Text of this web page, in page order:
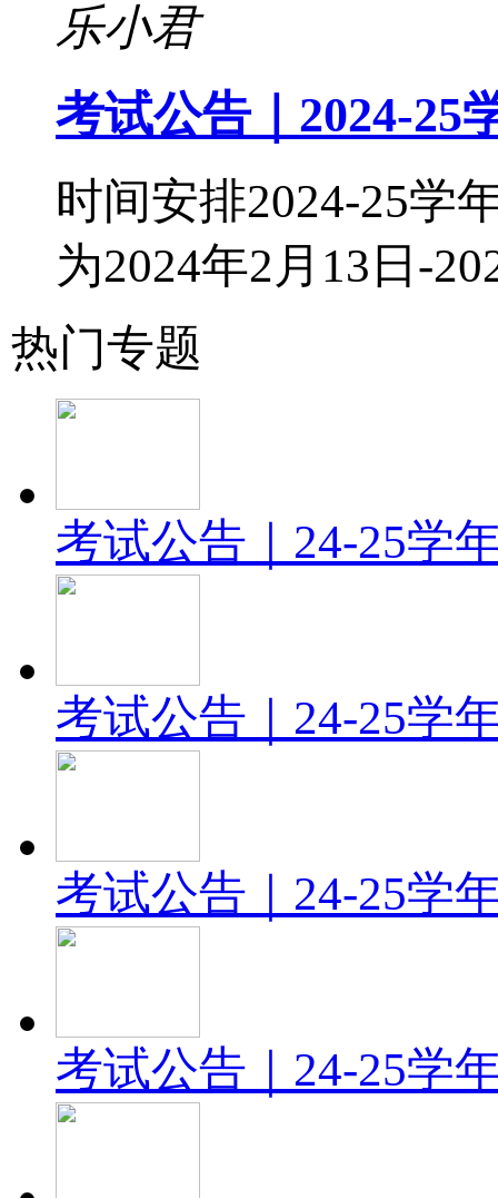
乐小君
考试公告｜2024-25
时间安排2024-25学
为2024年2月13日-
热门专题
考试公告｜24-25学
考试公告｜24-25学
考试公告｜24-25学
考试公告｜24-25学